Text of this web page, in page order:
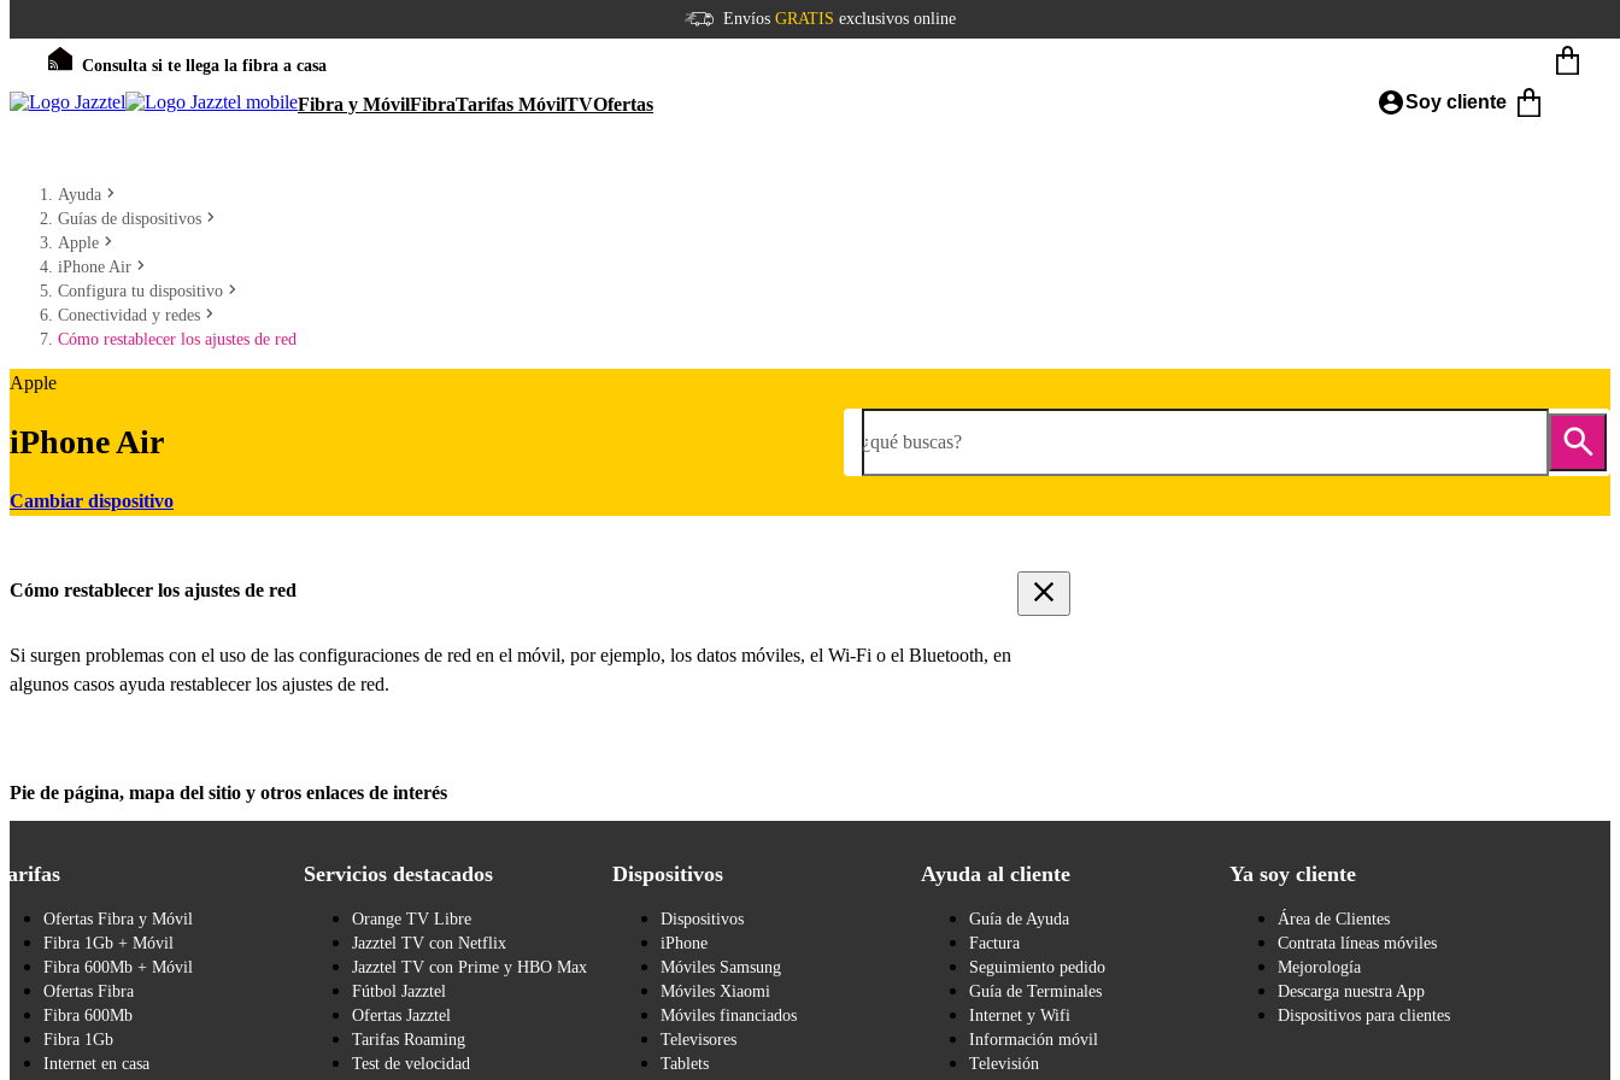
Envíos GRATIS exclusivos online
Consulta si te llega la fibra a casa
Fibra y MóvilFibraTarifas MóvilTVOfertas Soy cliente
Ayuda
Guías de dispositivos
Apple
iPhone Air
Configura tu dispositivo
Conectividad y redes
Cómo restablecer los ajustes de red
Apple
iPhone Air
Cambiar dispositivo
¿qué buscas?
Cómo restablecer los ajustes de red
Si surgen problemas con el uso de las configuraciones de red en el móvil, por ejemplo, los datos móviles, el Wi-Fi o el Bluetooth, en
algunos casos ayuda restablecer los ajustes de red.
Pie de página, mapa del sitio y otros enlaces de interés
Ofertas Fibra y Móvil
Fibra 1Gb + Móvil
Fibra 600Mb + Móvil
Ofertas Fibra
Fibra 600Mb
Fibra 1Gb
Internet en casa
Servicios destacados
Orange TV Libre
Jazztel TV con Netflix
Jazztel TV con Prime y HBO Max
Fútbol Jazztel
Ofertas Jazztel
Tarifas Roaming
Test de velocidad
Dispositivos
Dispositivos
iPhone
Móviles Samsung
Móviles Xiaomi
Móviles financiados
Televisores
Tablets
Ayuda al cliente
Guía de Ayuda
Factura
Seguimiento pedido
Guía de Terminales
Internet y Wifi
Información móvil
Televisión
Ya soy cliente
Área de Clientes
Contrata líneas móviles
Mejorología
Descarga nuestra App
Dispositivos para clientes